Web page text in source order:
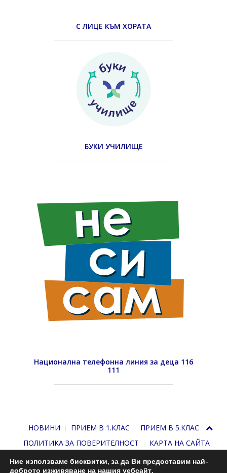
С ЛИЦЕ КЪМ ХОРАТА
БУКИ УЧИЛИЩЕ
Национална телефонна линия за деца 116
111
НОВИНИ ПРИЕМ В 1.КЛАС
ПРИЕМ В 5.КЛАС
ПОЛИТИКА ЗА ПОВЕРИТЕЛНОСТ
КАРТА НА САЙТА
Ние използваме бисквитки, за да Ви предоставим най-
доброто изживяване на нашия уебсайт.